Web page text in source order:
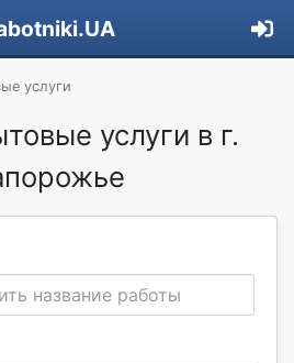
услуги
услуги в г.
название работы